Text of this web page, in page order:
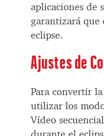
aplicaciones de
garantizará que
eclipse.
Ajustes de
Para convertir
utilizar los
Vídeo